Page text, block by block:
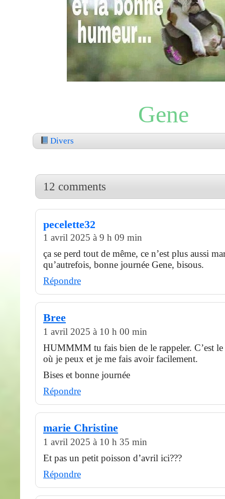
Gene
Divers
12 comments
pecelette32
1 avril 2025 à 9 h 09 min
ça se perd tout de même, ce n’est plus aussi
qu’autrefois, bonne journée Gene, bisous.
Répondre
Bree
1 avril 2025 à 10 h 00 min
HUMMMM tu fais bien de le rappeler. C’est le
où je peux et je me fais avoir facilement.
Bises et bonne journée
Répondre
marie Christine
1 avril 2025 à 10 h 35 min
Et pas un petit poisson d’avril ici???
Répondre